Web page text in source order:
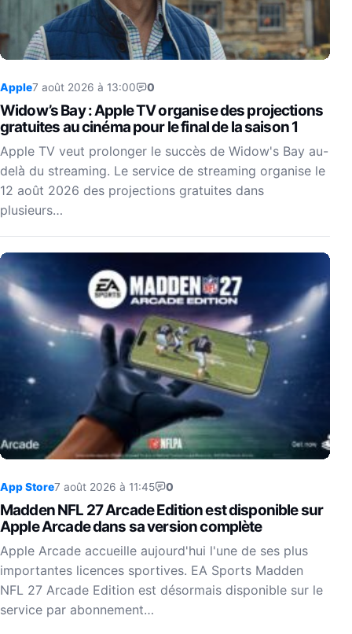
Apple7 août 2026 à 13:00 0
Widow’s Bay : Apple TV organise des projections
gratuites au cinéma pour le final de la saison 1
Apple TV veut prolonger le succès de Widow's Bay au-
delà du streaming. Le service de streaming organise le
12 août 2026 des projections gratuites dans
plusieurs…
App Store7 août 2026 à 11:45 0
Madden NFL 27 Arcade Edition est disponible sur
Apple Arcade dans sa version complète
Apple Arcade accueille aujourd'hui l'une de ses plus
importantes licences sportives. EA Sports Madden
NFL 27 Arcade Edition est désormais disponible sur le
service par abonnement…